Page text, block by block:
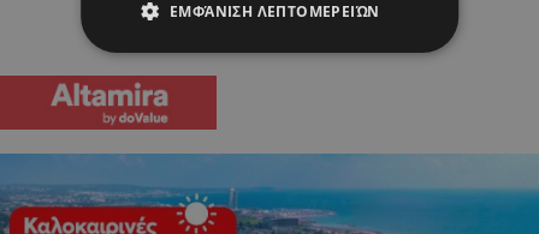
ΕΜΦΆΝΙΣΗ ΛΕΠΤΟΜΕΡΕΙΏΝ